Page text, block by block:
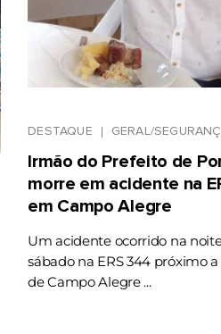
DESTAQUE GERAL/
Irmão do Prefeito de
morre em acidente na
em Campo Alegre
Um acidente ocorrido na
sábado na ERS 344 próximo
de Campo Alegre ...